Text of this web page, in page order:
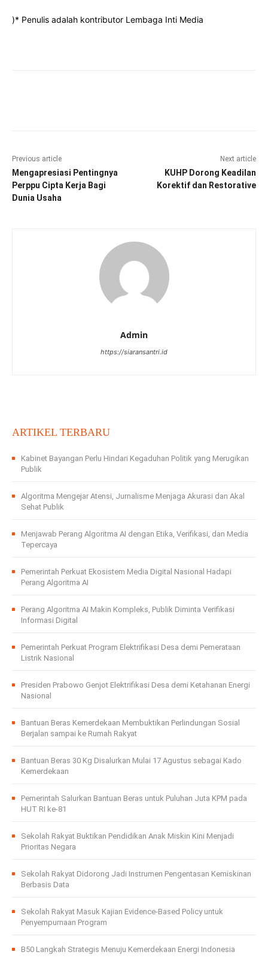
)* Penulis adalah kontributor Lembaga Inti Media
Previous article
Mengapresiasi Pentingnya
Perppu Cipta Kerja Bagi
Dunia Usaha
Next article
KUHP Dorong Keadilan
Korektif dan Restorative
Admin
https://siaransantri.id
ARTIKEL TERBARU
Kabinet Bayangan Perlu Hindari Kegaduhan Politik yang Merugikan
Publik
Algoritma Mengejar Atensi, Jurnalisme Menjaga Akurasi dan Akal
Sehat Publik
Menjawab Perang Algoritma AI dengan Etika, Verifikasi, dan Media
Tepercaya
Pemerintah Perkuat Ekosistem Media Digital Nasional Hadapi
Perang Algoritma AI
Perang Algoritma AI Makin Kompleks, Publik Diminta Verifikasi
Informasi Digital
Pemerintah Perkuat Program Elektrifikasi Desa demi Pemerataan
Listrik Nasional
Presiden Prabowo Genjot Elektrifikasi Desa demi Ketahanan Energi
Nasional
Bantuan Beras Kemerdekaan Membuktikan Perlindungan Sosial
Berjalan sampai ke Rumah Rakyat
Bantuan Beras 30 Kg Disalurkan Mulai 17 Agustus sebagai Kado
Kemerdekaan
Pemerintah Salurkan Bantuan Beras untuk Puluhan Juta KPM pada
HUT RI ke-81
Sekolah Rakyat Buktikan Pendidikan Anak Miskin Kini Menjadi
Prioritas Negara
Sekolah Rakyat Didorong Jadi Instrumen Pengentasan Kemiskinan
Berbasis Data
Sekolah Rakyat Masuk Kajian Evidence-Based Policy untuk
Penyempurnaan Program
B50 Langkah Strategis Menuju Kemerdekaan Energi Indonesia